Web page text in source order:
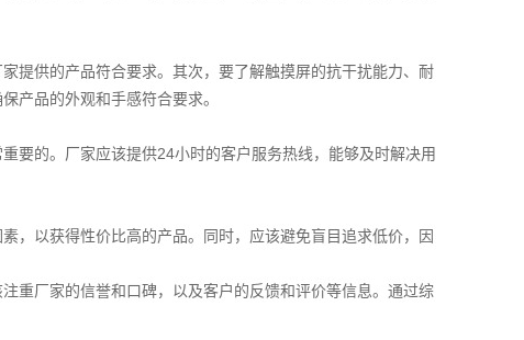
提供的产品符合要求。其次，要了解触摸屏的抗干扰能力、耐
产品的外观和手感符合要求。
要的。厂家应该提供24小时的客户服务热线，能够及时解决用
，以获得性价比高的产品。同时，应该避免盲目追求低价，因
重厂家的信誉和口碑，以及客户的反馈和评价等信息。通过综